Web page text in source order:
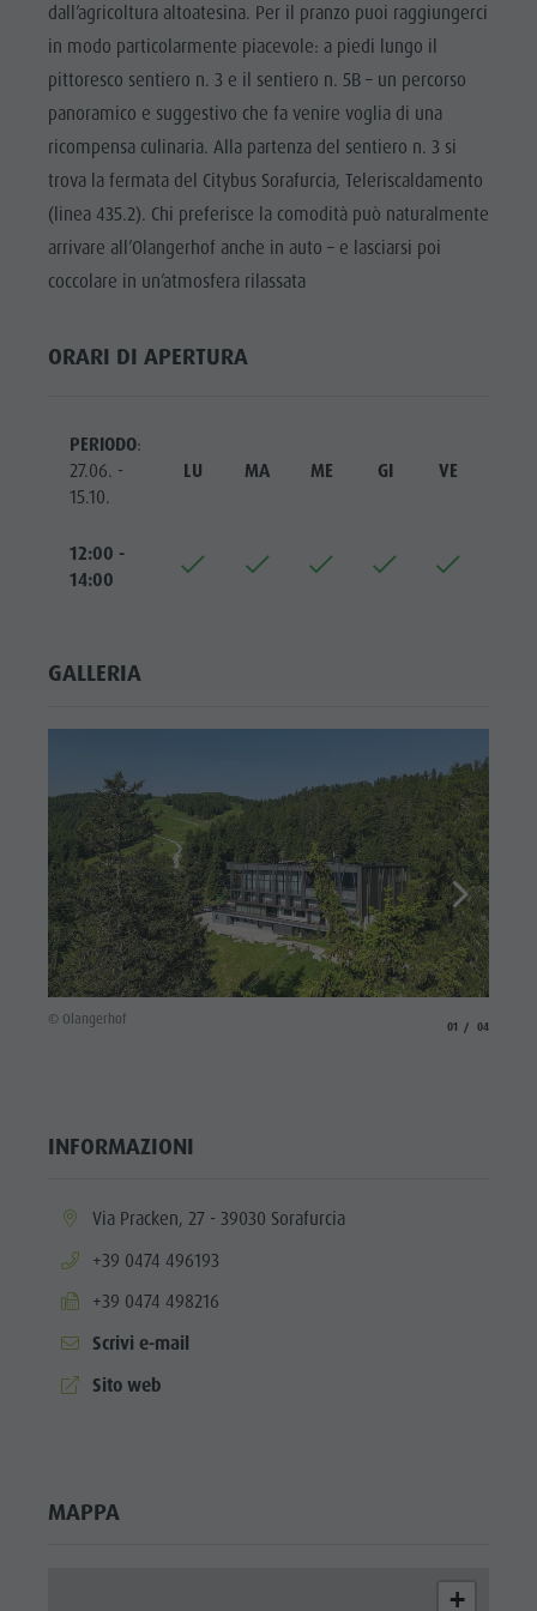
PROGRAMMA
SETTIMANALE
PLAN DE
CORONES
TOP EVENTI
SOSTENIBILITÁ,
NATURALMENTE
Attrazioni
Bar &
Ristoranti
Benessere
Cultura
alpina-
Prodotti
Shopping
Bar & Ristoranti
Benessere
Cultura alpina-urbana
Dolomiti
Guide alpine
Posto Grill
Prodotti locali
Shopping
Meteo
Mobilità locale
Offerte
Prenota vacanza
Webcam
dall’agricoltura altoatesina. Per il pranzo puoi raggiungerci
in modo particolarmente piacevole: a piedi lungo il
pittoresco sentiero n. 3 e il sentiero n. 5B – un percorso
panoramico e suggestivo che fa venire voglia di una
ricompensa culinaria. Alla partenza del sentiero n. 3 si
trova la fermata del Citybus Sorafurcia, Teleriscaldamento
(linea 435.2). Chi preferisce la comodità può naturalmente
arrivare all’Olangerhof anche in auto – e lasciarsi poi
coccolare in un’atmosfera rilassata
ORARI DI APERTURA
PERIODO:
27.06. -
15.10.
LU MA ME GI VE
12:00 -
14:00
GALLERIA
© Olangerhof
01 04
INFORMAZIONI
aria.location:
Via Pracken, 27 - 39030 Sorafurcia
aria.phone:
+39 0474 496193
aria.fax:
+39 0474 498216
Scrivi e-mail
aria.website:
Sito web
MAPPA
+